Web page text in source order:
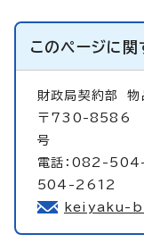
このページに関
財政局契約部物
〒730-8586 広
号
電話：082-
504-2612
keiyaku-